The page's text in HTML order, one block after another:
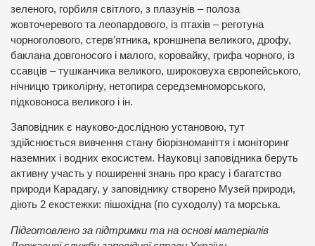
зеленого, горбиля світлого, з плазунів – полоза
жовточеревого та леопардового, із птахів – реготуна
чорноголового, стерв’ятника, кроншнепа великого, дрофу,
баклана довгоносого і малого, коровайку, грифа чорного, із
ссавців – тушканчика великого, широковуха європейського,
нічницю триколірну, нетопира середземноморського,
підковоноса великого і ін.
Заповідник є науково-дослідною установою, тут
здійснюється вивчення стану біорізноманіття і моніторинг
наземних і водних екосистем. Науковці заповідника беруть
активну участь у поширенні знань про красу і багатство
природи Карадагу, у заповіднику створено Музей природи,
діють 2 екостежки: пішохідна (по суходолу) та морська.
Підготовлено за підтримки та на основі матеріалів